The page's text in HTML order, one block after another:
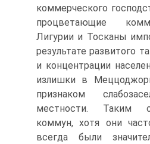
коммерческого
процветающие
Лигурии и Тосканы
результате развитого
и концентрации
излишки в
признаком
местности. Таким
коммун, хотя они
всегда были